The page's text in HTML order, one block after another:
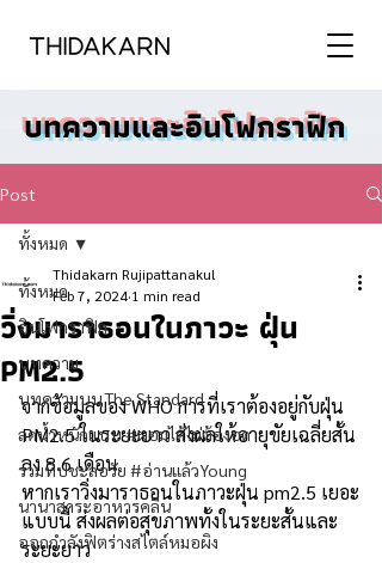
บทความและอินโฟกราฟิก
Post
ทั้งหมด
อินโฟกราฟิก
บทความ
บทความบน The Standard
ลดน้ำหนักแบบ #ผอมได้ไม่ต้องอด
รวมทิปชะลอวัย #อ่านแล้วYoung
นานาสาระอาหารคลีน
ออกกำลังฟิตร่างสไตล์หมอผิง
ทั้งหมด
วิ่งมาราธอนในภาวะ ฝุ่น
PM2.5
Thidakarn Rujipattanakul
Feb 7, 2024 1 min read
จากข้อมูลของ WHO การที่เราต้องอยู่กับฝุ่น
PM2.5 ในระยะยาว ส่งผลให้อายุขัยเฉลี่ยสั้น
ลง 8.6 เดือน
หากเราวิ่งมาราธอนในภาวะฝุ่น pm2.5 เยอะ
แบบนี้ ส่งผลต่อสุขภาพทั้งในระยะสั้นและ
ระยะยาว